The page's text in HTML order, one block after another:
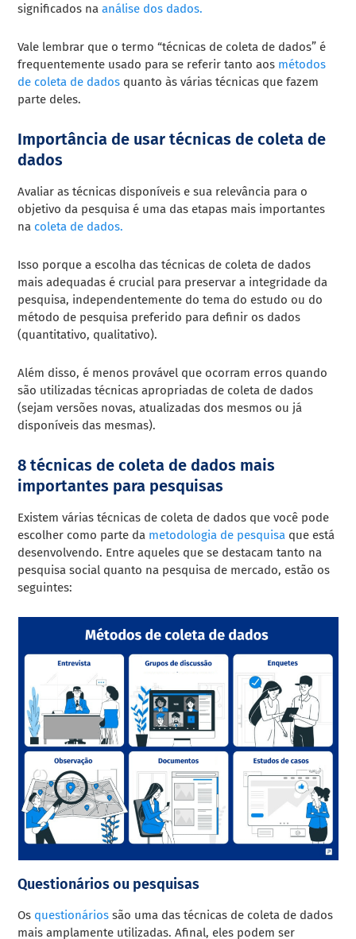
significados na análise dos dados.
Vale lembrar que o termo “técnicas de coleta de dados” é
frequentemente usado para se referir tanto aos métodos
de coleta de dados quanto às várias técnicas que fazem
parte deles.
Importância de usar técnicas de coleta de
dados
Avaliar as técnicas disponíveis e sua relevância para o
objetivo da pesquisa é uma das etapas mais importantes
na coleta de dados.
Isso porque a escolha das técnicas de coleta de dados
mais adequadas é crucial para preservar a integridade da
pesquisa, independentemente do tema do estudo ou do
método de pesquisa preferido para definir os dados
(quantitativo, qualitativo).
Além disso, é menos provável que ocorram erros quando
são utilizadas técnicas apropriadas de coleta de dados
(sejam versões novas, atualizadas dos mesmos ou já
disponíveis das mesmas).
8 técnicas de coleta de dados mais
importantes para pesquisas
Existem várias técnicas de coleta de dados que você pode
escolher como parte da metodologia de pesquisa que está
desenvolvendo. Entre aqueles que se destacam tanto na
pesquisa social quanto na pesquisa de mercado, estão os
seguintes:
Questionários ou pesquisas
Os questionários são uma das técnicas de coleta de dados
mais amplamente utilizadas. Afinal, eles podem ser